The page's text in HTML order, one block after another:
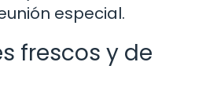
especial.
frescos y de